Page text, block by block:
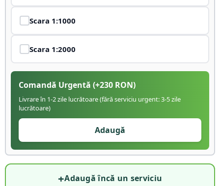
Scara 1:1000
Scara 1:2000
Comandă Urgentă (+230 RON)
Livrare în 1-2 zile lucrătoare (fără serviciu urgent: 3-5 zile
lucrătoare)
Adaugă
+Adaugă încă un serviciu